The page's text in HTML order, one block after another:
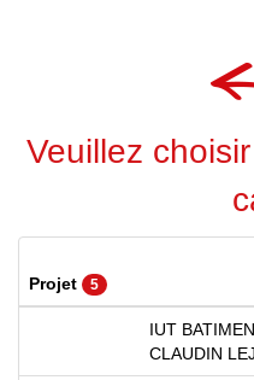
Veuillez
Projet 5
IUT
CLAUDIN